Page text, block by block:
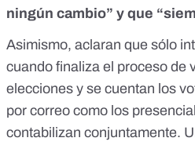
ningún cambio” y que
Asimismo, aclaran que sólo
cuando finaliza el proceso de
elecciones y se cuentan los
por correo como los
contabilizan conjuntamente.